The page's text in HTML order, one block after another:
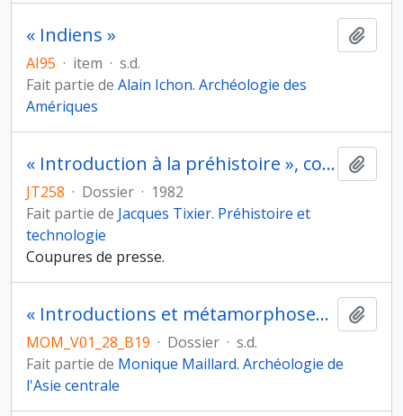
« Indiens »
AI95 · item · s.d.
Fait partie de Alain Ichon. Archéologie des
Amériques
« Introduction à la préhistoire », conférence au Centre culturel français d’Héliopolis (Egypte), le 15 décembre 1982
JT258 · Dossier · 1982
Fait partie de Jacques Tixier. Préhistoire et
technologie
Coupures de presse.
« Introductions et métamorphoses des modèles bouddhiques» dans Encyclopaedia universalis
MOM_V01_28_B19 · Dossier · s.d.
Fait partie de Monique Maillard. Archéologie de
l'Asie centrale